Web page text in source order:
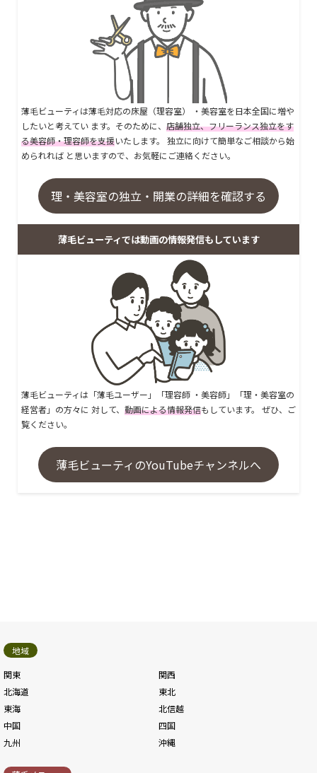
薄毛ビューティは薄毛対応の床屋（理容室） ・美容室を日本全国に増や
したいと考えてい ます。そのために、 店舗独立、フリーランス独立をす
る美容師・理容師を支援いたします。 独立に向けて簡単なご相談から始
められれば と思いますので、お気軽にご連絡ください。
理・美容室の独立・開業の詳細を確認する
薄毛ビューティでは動画の情報発信もしています
薄毛ビューティは「薄毛ユーザー」「理容師 ・美容師」「理・美容室の
経営者」の方々に 対して、 動画による情報発信もしています。 ぜひ、ご
覧ください。
薄毛ビューティのYouTubeチャンネルへ
地域
関東
関西
北海道
東北
東海
北信越
中国
四国
九州
沖縄